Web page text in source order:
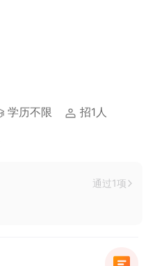
学历不限 招1人
通过1项